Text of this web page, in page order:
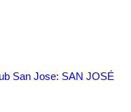
San Jose: SAN JOSÉ